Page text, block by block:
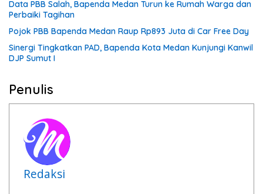
Data PBB Salah, Bapenda Medan Turun ke Rumah Warga dan
Perbaiki Tagihan
Pojok PBB Bapenda Medan Raup Rp893 Juta di Car Free Day
Sinergi Tingkatkan PAD, Bapenda Kota Medan Kunjungi Kanwil
DJP Sumut I
Penulis
Redaksi